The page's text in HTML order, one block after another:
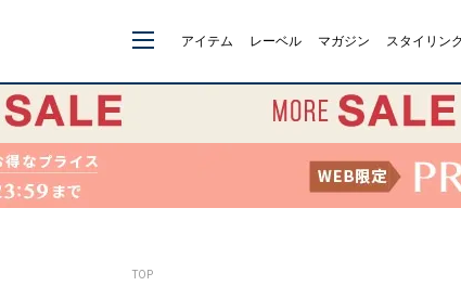
アイテム レーベル マガジン スタイリン
TOP